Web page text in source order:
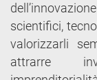
scientifici,
valorizzarli
attrarre